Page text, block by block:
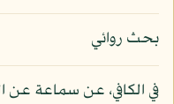
بحث روائي
في الكافي، عن سماعة عن